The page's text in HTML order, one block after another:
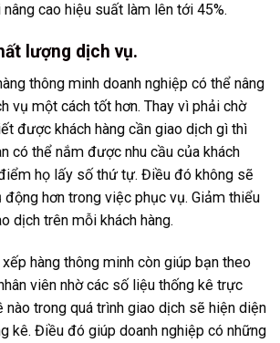
cao hiệu suất làm lên tới 45%.
lượng dịch vụ.
thông minh doanh nghiệp có thể nâng
vụ một cách tốt hơn. Thay vì phải chờ
được khách hàng cần giao dịch gì thì
có thể nắm được nhu cầu của khách
họ lấy số thứ tự. Điều đó không sẽ
động hơn trong việc phục vụ. Giảm thiểu
dịch trên mỗi khách hàng.
hàng thông minh còn giúp bạn theo
viên nhờ các số liệu thống kê trực
nào trong quá trình giao dịch sẽ hiện diện
kê. Điều đó giúp doanh nghiệp có những